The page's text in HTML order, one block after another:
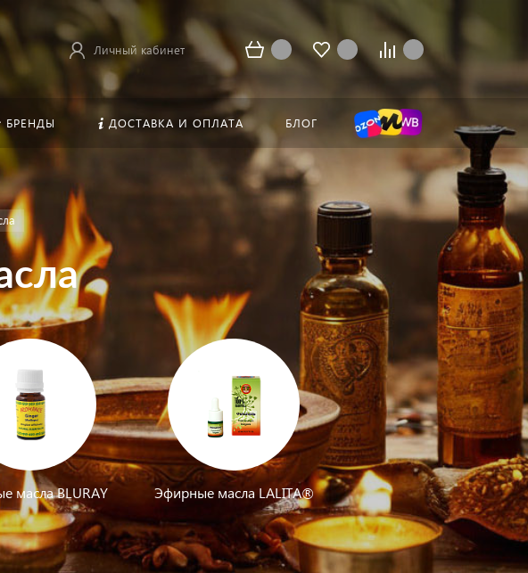
Личный кабинет
БРЕНДЫ ДОСТАВКА И ОПЛАТА БЛОГ
масла BLURAY Эфирные масла LALITA®